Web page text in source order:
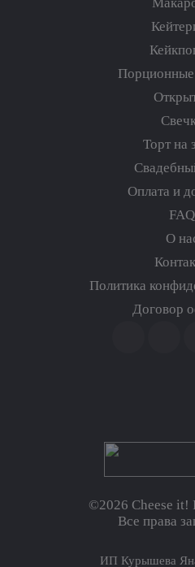
©2026 Cheese it!
Все права
ИП Курышева
Торт на
Оплата и
FAQ
О
Политика
Договор